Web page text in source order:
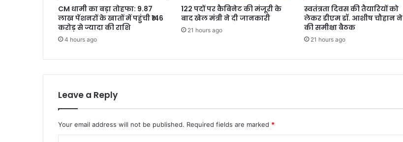
CM धामी का बड़ा तोहफा: 9.87
लाख पेंशनरों के खातों में पहुंची ₹146
करोड़ से ज्यादा की राशि
4 hours ago
122 पदों पर कैबिनेट की मंजूरी के
बाद खेल मंत्री ने दी जानकारी
21 hours ago
स्वतंत्रता दिवस की तैयारियों को
लेकर डीएम डॉ. आशीष चौहान ने
की समीक्षा बैठक
21 hours ago
Leave a Reply
Your email address will not be published. Required fields are marked *